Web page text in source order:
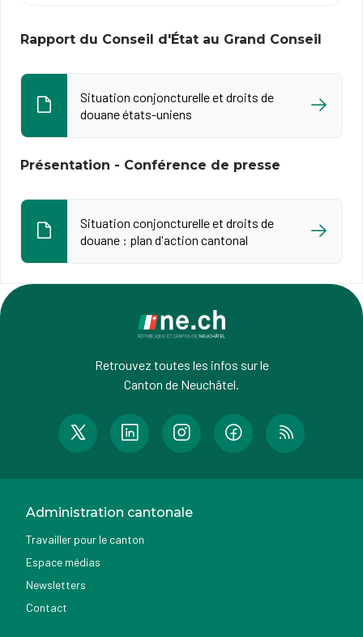
Rapport du Conseil d'État au Grand Conseil
Situation conjoncturelle et droits de
douane états-uniens
Présentation - Conférence de presse
Situation conjoncturelle et droits de
douane : plan d'action cantonal
Retrouvez toutes les infos sur le
Canton de Neuchâtel.
Administration cantonale
Travailler pour le canton
Espace médias
Newsletters
Contact